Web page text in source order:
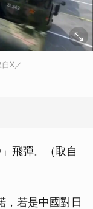
X／
飛彈。（取自
，若是中國對日